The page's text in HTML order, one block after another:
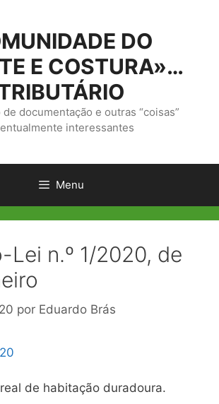
DO
E COSTURA»…
documentação e outras “coisas”
interessantes
Menu
Lei n.º 1/2020, de
por Eduardo Brás
de habitação duradoura.